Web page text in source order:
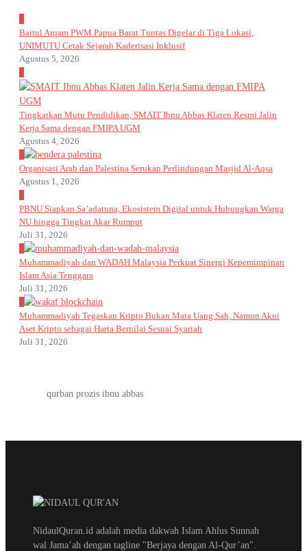
1
Baitul Arqam PWM Papua Barat Tuntas Digelar di Tiga Lokasi,
UNIMUTU Cetak Sejarah Kaderisasi Inklusif
Agustus 5, 2026
2
Tingkatkan Mutu Pendidikan, SMAIT Ibnu Abbas Klaten Resmi Jalin
Kerja Sama dengan FMIPA UGM
Agustus 4, 2026
3
Organisasi Arab dan Palestina Serukan Perlindungan Masjid Al-Aqsa
Agustus 1, 2026
4
PBNU Siapkan Sa’adatuna, Ekosistem Digital untuk Hubungkan Warga
NU hingga Tingkat Akar Rumput
Juli 31, 2026
5
Muhammadiyah dan WADAH Malaysia Perkuat Sinergi Kepemimpinan
Islam Asia Tenggara
Juli 31, 2026
6
Muhammadiyah Tegaskan Kripto Bukan Mata Uang Sah, Namun Akui
Aset Kripto sebagai Harta Bernilai Sesuai Syariah
Juli 31, 2026
qurban prozis ibnu abbas
NidaulQuran.id adalah media dakwah Islam Ahlus Sunnah
wal Jama’ah dengan tagline "Berjaya dengan Al-Qur’an".